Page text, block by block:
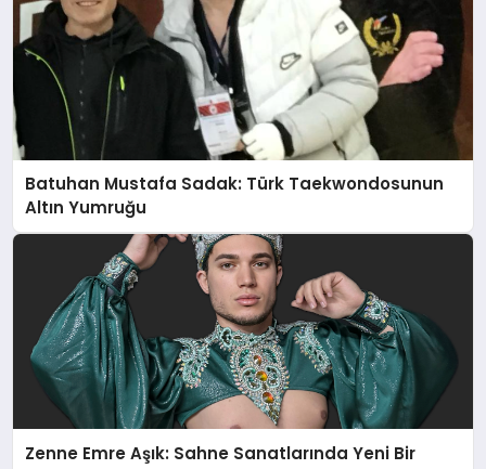
Batuhan Mustafa Sadak: Türk Taekwondosunun
Altın Yumruğu
Zenne Emre Aşık: Sahne Sanatlarında Yeni Bir